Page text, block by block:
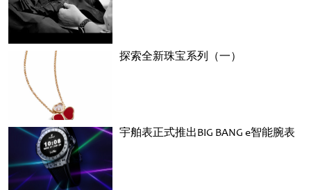
探索全新珠宝系列（一）
宇舶表正式推出BIG BANG e智能腕表